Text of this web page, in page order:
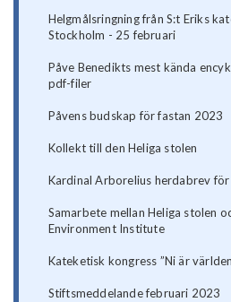
Helgmålsringning från S:t Eriks
Stockholm - 25 februari
Påve Benedikts mest kända
pdf-filer
Påvens budskap för fastan 2023
Kollekt till den Heliga stolen
Kardinal Arborelius herdabrev
Samarbete mellan Heliga stolen
Environment Institute
Kateketisk kongress ”Ni är
Stiftsmeddelande februari 2023